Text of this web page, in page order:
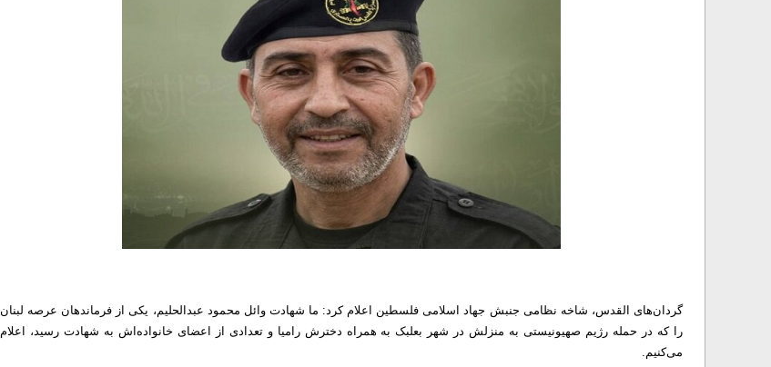
گردان‌های القدس، شاخه نظامی جنبش جهاد اسلامی فلسطین اعلام کرد: ما شهادت وائل محمود عبدالحلیم، یکی از فرماندهان عرصه لبنان
را که در حمله رژیم صهیونیستی به منزلش در شهر بعلبک به همراه دخترش رامیا و تعدادی از اعضای خانواده‌اش به شهادت رسید، اعلام
می‌کنیم.